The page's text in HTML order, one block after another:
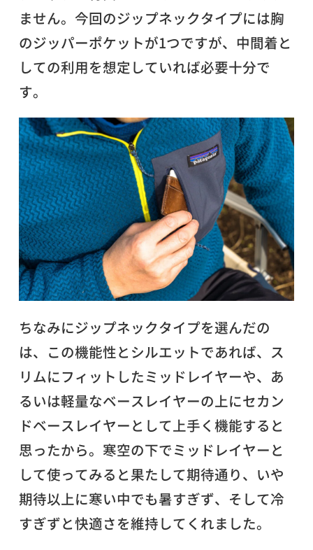
ません。今回のジップネックタイプには胸
のジッパーポケットが1つですが、中間着と
しての利用を想定していれば必要十分で
す。
ちなみにジップネックタイプを選んだの
は、この機能性とシルエットであれば、ス
リムにフィットしたミッドレイヤーや、あ
るいは軽量なベースレイヤーの上にセカン
ドベースレイヤーとして上手く機能すると
思ったから。寒空の下でミッドレイヤーと
して使ってみると果たして期待通り、いや
期待以上に寒い中でも暑すぎず、そして冷
すぎずと快適さを維持してくれました。